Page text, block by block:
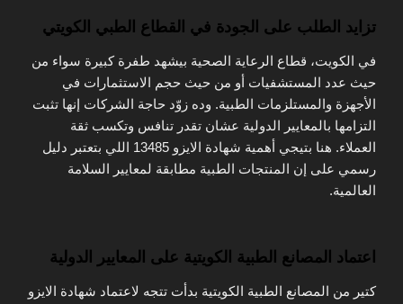
تزايد الطلب على الجودة في القطاع الطبي الكويتي
في الكويت، قطاع الرعاية الصحية بيشهد طفرة كبيرة سواء من
حيث عدد المستشفيات أو من حيث حجم الاستثمارات في
الأجهزة والمستلزمات الطبية. وده زوّد حاجة الشركات إنها تثبت
التزامها بالمعايير الدولية عشان تقدر تنافس وتكسب ثقة
العملاء. هنا بتيجي أهمية شهادة الايزو 13485 اللي بتعتبر دليل
رسمي على إن المنتجات الطبية مطابقة لمعايير السلامة
العالمية.
اعتماد المصانع الطبية الكويتية على المعايير الدولية
كتير من المصانع الطبية الكويتية بدأت تتجه لاعتماد شهادة الايزو